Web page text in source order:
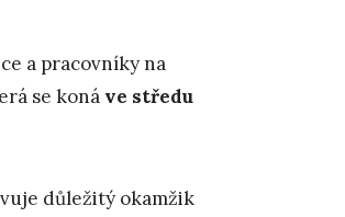
a pracovníky na
se koná ve středu
důležitý okamžik